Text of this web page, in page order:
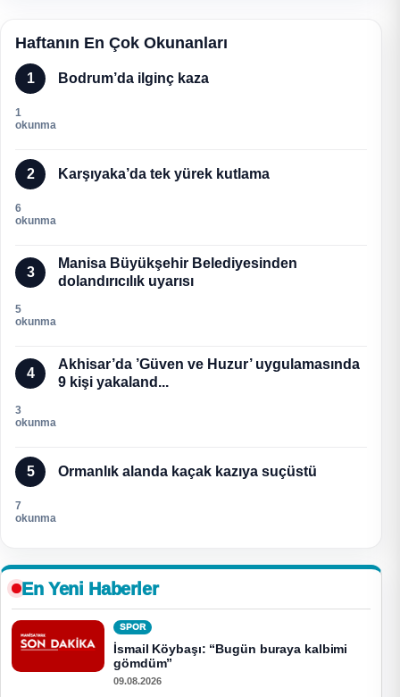
Haftanın En Çok Okunanları
1 Bodrum’da ilginç kaza
1
okunma
2 Karşıyaka’da tek yürek kutlama
6
okunma
3
Manisa Büyükşehir Belediyesinden
dolandırıcılık uyarısı
5
okunma
4
Akhisar’da ’Güven ve Huzur’ uygulamasında
9 kişi yakaland...
3
okunma
5 Ormanlık alanda kaçak kazıya suçüstü
7
okunma
En Yeni Haberler
SPOR
İsmail Köybaşı: “Bugün buraya kalbimi
gömdüm”
09.08.2026